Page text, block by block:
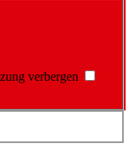
verbergen